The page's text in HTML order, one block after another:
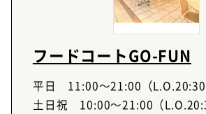
フードコートGO-FUN
平日 11:00～21:00（L.O.20:30
土日祝 10:00～21:00（